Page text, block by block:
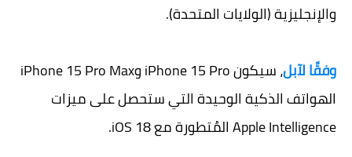
والإنجليزية (الولايات المتحدة).
وفقًا لآبل
، سيكون iPhone 15 Pro وiPhone 15 Pro Max
الهواتف الذكية الوحيدة التي ستحصل على ميزات
Apple Intelligence المُتطورة مع iOS 18.